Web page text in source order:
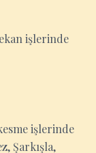
işlerinde
işlerinde
Şarkışla,